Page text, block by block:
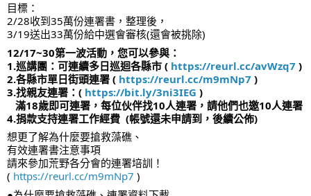
目標：
2/28收到35萬份連署書，整理後，
3/19送出33萬份給中選會審核(還會被挑除)
12/17~30第一波活動，您可以參與：
1.巡講團：可連續多日巡迴各縣市 ( https://reurl.cc/avWzq7
2.各縣市單日街頭連署 ( https://reurl.cc/m9mNp7 )
3.找親友連署：( https://bit.ly/3ni3IEG )
   滿18歲即可連署，每位伙伴找10人連署，請他們也邀10人連署
4.捐款支持連署工作經費  (帳號還未申請到，後續公佈)
想更了解為什麼要搶救藻礁、
有效連署書注意事項
請來參加荒野各分會的連署培訓！
( https://reurl.cc/m9mNp7 )